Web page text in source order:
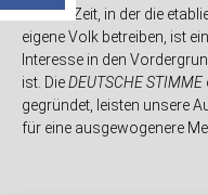
In einer Zeit, in der die
eigene Volk betreiben, ist
Interesse in den
ist. DieDEUTSCHE STIMME
gegründet, leisten unsere
für eine ausgewogenere